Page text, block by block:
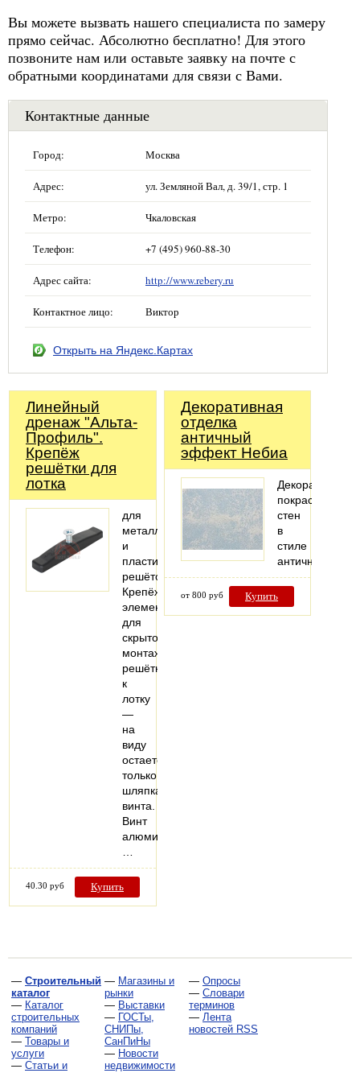
Вы можете вызвать нашего специалиста по замеру
прямо сейчас. Абсолютно бесплатно! Для этого
позвоните нам или оставьте заявку на почте с
обратными координатами для связи с Вами.
Контактные данные
Город: Москва
Адрес: ул. Земляной Вал, д. 39/1, стр. 1
Метро: Чкаловская
Телефон: +7 (495) 960-88-30
Адрес сайта: http://www.rebery.ru
Контактное лицо: Виктор
Открыть на Яндекс.Картах
Линейный
дренаж "Альта-
Профиль".
Крепёж
решётки для
лотка
для
металлической
и
пластиковой
решёток
Крепёжный
элемент
для
скрытого
монтажа
решётки
к
лотку
—
на
виду
остается
только
шляпка
винта.
Винт
алюминиевый,
40.30 руб Купить
Декоративная
отделка
античный
эффект Небиа
Декоративная
покраска
стен
в
стиле
античности
от 800 руб Купить
— Строительный
каталог
— Каталог
строительных
компаний
— Товары и
услуги
— Статьи и
— Магазины и
рынки
— Выставки
— ГОСТы,
СНИПы,
СанПиНы
— Новости
недвижимости
— Опросы
— Словари
терминов
— Лента
новостей RSS